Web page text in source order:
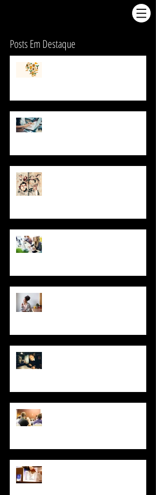
Posts Em Destaque